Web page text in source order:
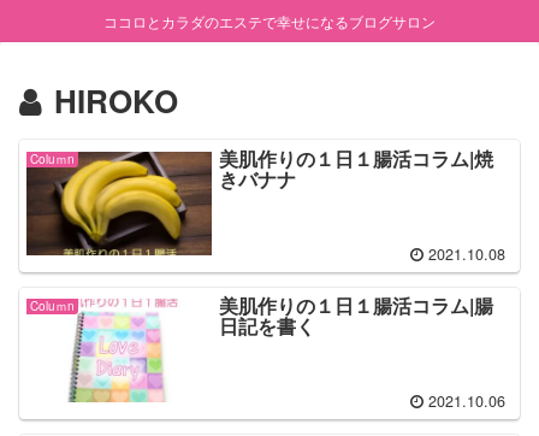
ココロとカラダのエステで幸せになるブログサロン
HIROKO
Coluｍn 美肌作りの１日１腸活コラム|焼
きバナナ
2021.10.08
Coluｍn 美肌作りの１日１腸活コラム|腸
日記を書く
2021.10.06